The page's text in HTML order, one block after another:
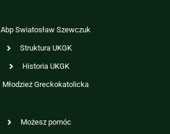
Abp Swiatosław Szewczuk
Struktura UKGK
Historia UKGK
Młodzież Greckokatolicka
Możesz pomóc